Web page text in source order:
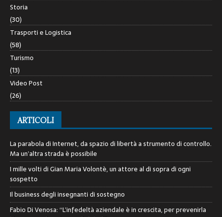
Storia
(30)
Trasporti e Logistica
(58)
Turismo
(13)
Video Post
(26)
ARTICOLI
La parabola di Internet, da spazio di libertà a strumento di controllo.
Ma un’altra strada è possibile
I mille volti di Gian Maria Volontè, un attore al di sopra di ogni
sospetto
Il business degli insegnanti di sostegno
Fabio Di Venosa: “L’infedeltà aziendale è in crescita, per prevenirla